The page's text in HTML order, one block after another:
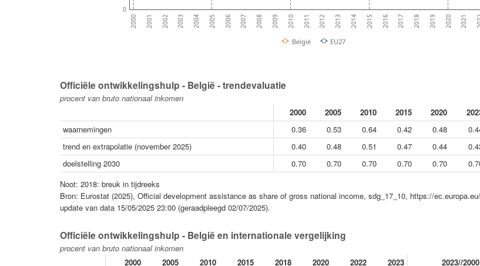
2000 2001 2002 2003 2004 2005 2006 2007 2008 2009 2010 2011 2012 2013 2014 2015 2016 2017 2018 2019 2020 2021
0
België EU27
Officiële ontwikkelingshulp - België - trendevaluatie
procent van bruto nationaal inkomen
2000
2005 2010 2015 2020
waarnemingen
0.36 0.53 0.64 0.42 0.48
trend en extrapolatie (november 2025)
0.40 0.48 0.51 0.47 0.44
doelstelling 2030
0.70 0.70 0.70 0.70 0.70
Noot: 2018: breuk in tijdreeks
Bron: Eurostat (2025), Official development assistance as share of gross national income, sdg_17_10, https://
update van data 15/05/2025 23:00 (geraadpleegd 02/07/2025).
Officiële ontwikkelingshulp - België en internationale vergelijking
procent van bruto nationaal inkomen
2000
2005 2010 2015 2018 2020 2022 2023 2023//2000